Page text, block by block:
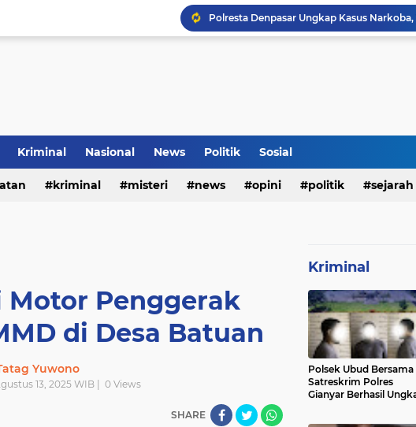
Rumah Bapak Sirajudin Masuk Fase
Inilah Tampilan Baru Rumah Bapak
Kriminal Nasional News Politik Sosial
kriminal misteri news opini politik sejarah
Penggerak
di Desa Batuan
Yuwono
13, 2025 WIB | 0Views
SHARE
Kriminal
Polsek Ubud Bersama
Satreskrim Polres
Gianyar Berhasil